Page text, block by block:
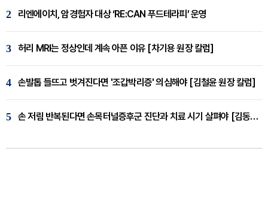
2 리엔에이치, 암경험자 대상 ‘RE:CAN 푸드테라피’ 운영
3 허리 MRI는 정상인데 계속 아픈 이유 [차기용 원장 칼럼]
4 손발톱 들뜨고 벗겨진다면 '조갑박리증' 의심해야 [김철윤 원장 칼럼]
5 손 저림 반복된다면 손목터널증후군 진단과 치료 시기 살펴야 [김동현 원장 칼럼]